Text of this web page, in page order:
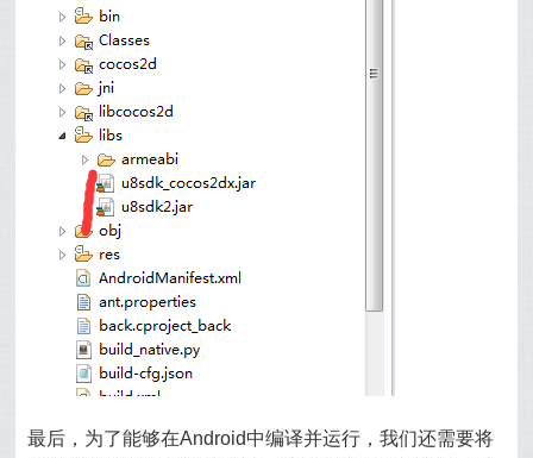
最后，为了能够在Android中编译并运行，我们还需要将